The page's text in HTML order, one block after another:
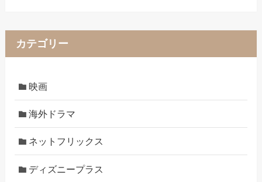
カテゴリー
映画
海外ドラマ
ネットフリックス
ディズニープラス